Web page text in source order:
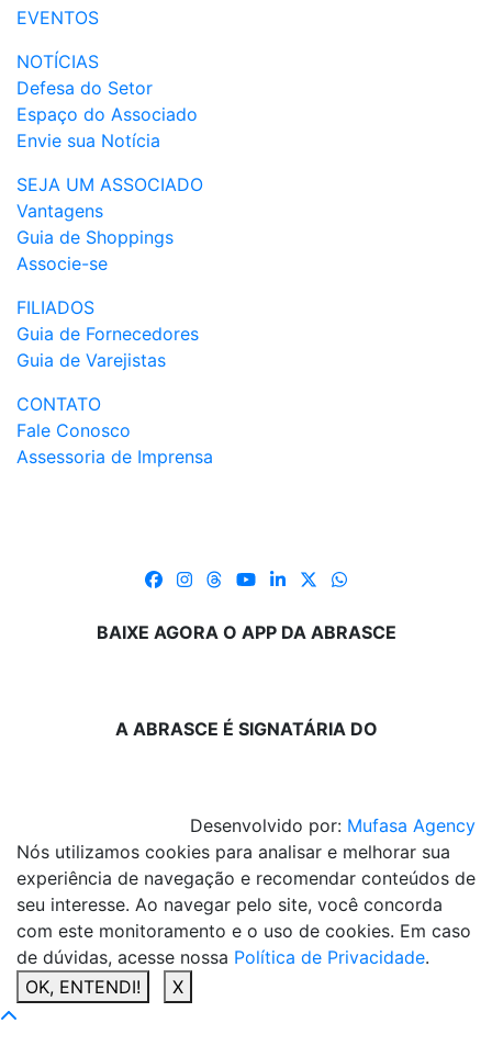
EVENTOS
NOTÍCIAS
Defesa do Setor
Espaço do Associado
Envie sua Notícia
SEJA UM ASSOCIADO
Vantagens
Guia de Shoppings
Associe-se
FILIADOS
Guia de Fornecedores
Guia de Varejistas
CONTATO
Fale Conosco
Assessoria de Imprensa
BAIXE AGORA O APP DA ABRASCE
A ABRASCE É SIGNATÁRIA DO
Desenvolvido por: Mufasa Agency
Nós utilizamos cookies para analisar e melhorar sua
experiência de navegação e recomendar conteúdos de
seu interesse. Ao navegar pelo site, você concorda
com este monitoramento e o uso de cookies. Em caso
de dúvidas, acesse nossa Política de Privacidade.
OK, ENTENDI!
X